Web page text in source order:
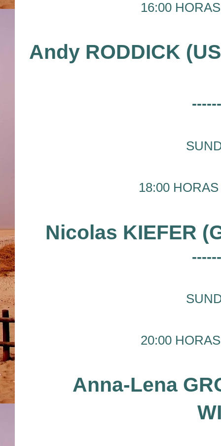
16:00
Andy RODDICK
18:00
Nicolas KIEFER
20:00
Anna-Lena